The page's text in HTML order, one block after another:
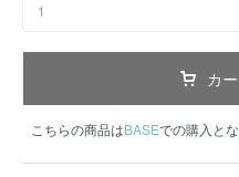
1
カ
こちらの商品はBASEでの購入と